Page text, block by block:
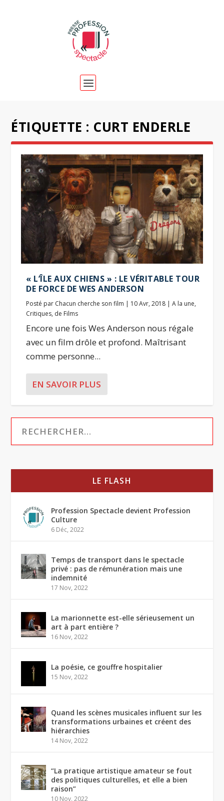
ÉTIQUETTE : CURT ENDERLE
« L’ÎLE AUX CHIENS » : LE VÉRITABLE TOUR
DE FORCE DE WES ANDERSON
Posté par Chacun cherche son film | 10 Avr, 2018 |A la une,
Critiques, de Films
Encore une fois Wes Anderson nous régale
avec un film drôle et profond. Maîtrisant
comme personne...
EN SAVOIR PLUS
LE FLASH
Profession Spectacle devient Profession
Culture
6 Déc, 2022
Temps de transport dans le spectacle
privé : pas de rémunération mais une
indemnité
17 Nov, 2022
La marionnette est-elle sérieusement un
art à part entière ?
16 Nov, 2022
La poésie, ce gouffre hospitalier
15 Nov, 2022
Quand les scènes musicales influent sur les
transformations urbaines et créent des
hiérarchies
14 Nov, 2022
“La pratique artistique amateur se fout
des politiques culturelles, et elle a bien
raison”
10 Nov, 2022